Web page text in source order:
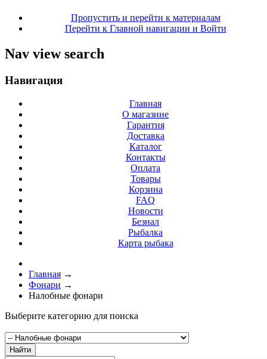
Пропустить и перейти к материалам
Перейти к Главной навигации и Войти
Nav view search
Навигация
Главная
О магазине
Гарантия
Доставка
Каталог
Контакты
Оплата
Товары
Корзина
FAQ
Новости
Безнал
Рыбалка
Карта рыбака
Главная →
Фонари →
Налобные фонари
Выберите категорию для поиска
Найти